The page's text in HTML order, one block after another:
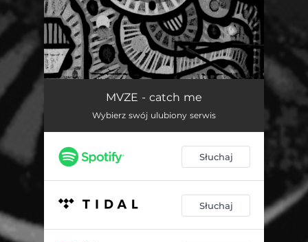
MVZE - catch me
Wybierz swój ulubiony serwis
Słuchaj
Słuchaj